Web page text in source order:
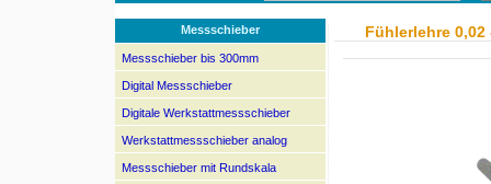
Messschieber
Messschieber bis 300mm
Digital Messschieber
Digitale Werkstattmessschieber
Werkstattmessschieber analog
Messschieber mit Rundskala
Fühlerlehre